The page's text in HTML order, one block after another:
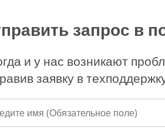
запрос в
и у нас возникают
заявку в